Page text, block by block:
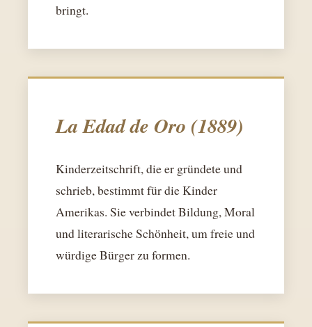
bringt.
La Edad de Oro (1889)
Kinderzeitschrift, die er gründete und
schrieb, bestimmt für die Kinder
Amerikas. Sie verbindet Bildung, Moral
und literarische Schönheit, um freie und
würdige Bürger zu formen.